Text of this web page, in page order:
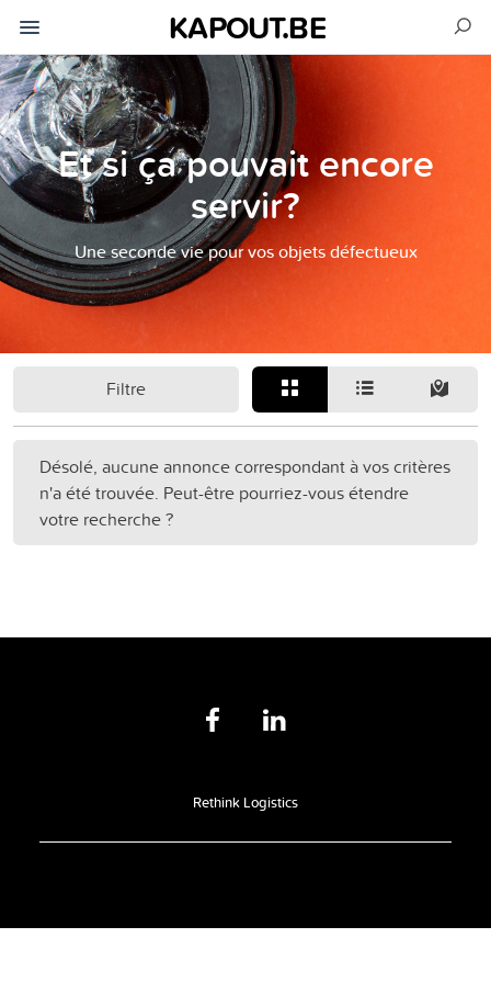
KAPOUT.BE
Et si ça pouvait encore
servir?
Une seconde vie pour vos objets défectueux
Filtre
Désolé, aucune annonce correspondant à vos critères
n'a été trouvée. Peut-être pourriez-vous étendre
votre recherche ?
Rethink Logistics